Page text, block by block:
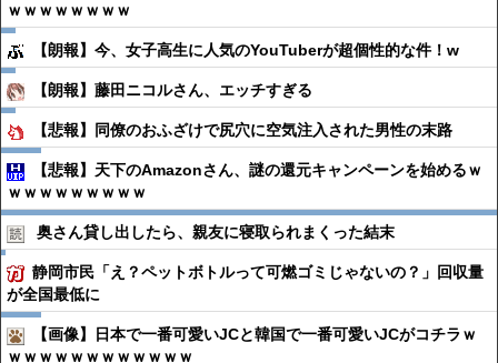
ｗｗｗｗｗｗｗｗ
【朗報】今、女子高生に人気のYouTuberが超個性的な件！w
【朗報】藤田ニコルさん、エッチすぎる
【悲報】同僚のおふざけで尻穴に空気注入された男性の末路
【悲報】天下のAmazonさん、謎の還元キャンペーンを始めるｗ
ｗｗｗｗｗｗｗｗｗ
奥さん貸し出したら、親友に寝取られまくった結末
静岡市民「え？ペットボトルって可燃ゴミじゃないの？」回収量
が全国最低に
【画像】日本で一番可愛いJCと韓国で一番可愛いJCがコチラｗ
ｗｗｗｗｗｗｗｗｗｗｗｗ